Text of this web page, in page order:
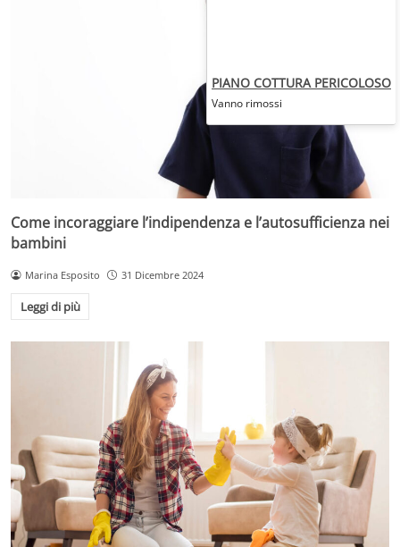
Come incoraggiare l’indipendenza e l’autosufficienza nei
bambini
Marina Esposito 31 Dicembre 2024
Leggi di più
PIANO COTTURA PERICOLOSO
Vanno rimossi